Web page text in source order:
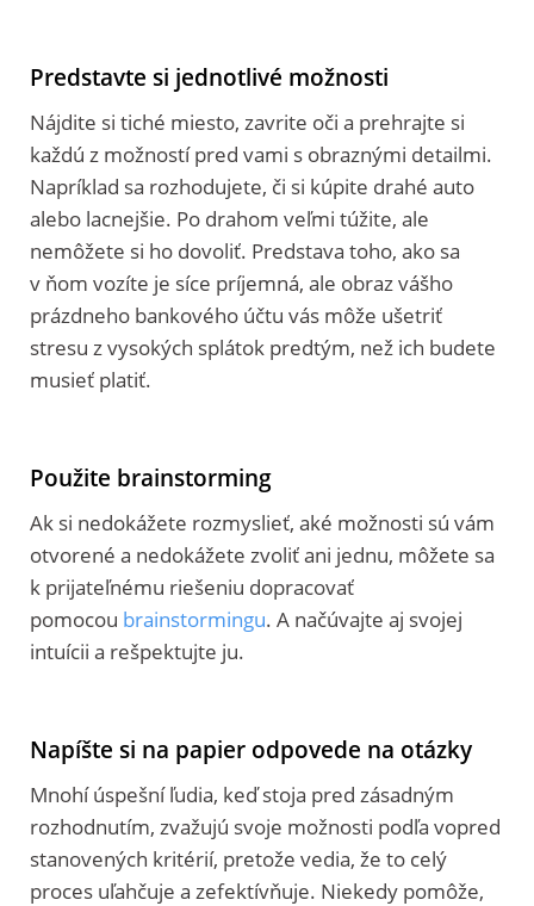
Predstavte si jednotlivé možnosti
Nájdite si tiché miesto, zavrite oči a prehrajte si
každú z možností pred vami s obraznými detailmi.
Napríklad sa rozhodujete, či si kúpite drahé auto
alebo lacnejšie. Po drahom veľmi túžite, ale
nemôžete si ho dovoliť. Predstava toho, ako sa
v ňom vozíte je síce príjemná, ale obraz vášho
prázdneho bankového účtu vás môže ušetriť
stresu z vysokých splátok predtým, než ich budete
musieť platiť.
Použite brainstorming
Ak si nedokážete rozmyslieť, aké možnosti sú vám
otvorené a nedokážete zvoliť ani jednu, môžete sa
k prijateľnému riešeniu dopracovať
pomocou brainstormingu. A načúvajte aj svojej
intuícii a rešpektujte ju.
Napíšte si na papier odpovede na otázky
Mnohí úspešní ľudia, keď stoja pred zásadným
rozhodnutím, zvažujú svoje možnosti podľa vopred
stanovených kritérií, pretože vedia, že to celý
proces uľahčuje a zefektívňuje. Niekedy pomôže,